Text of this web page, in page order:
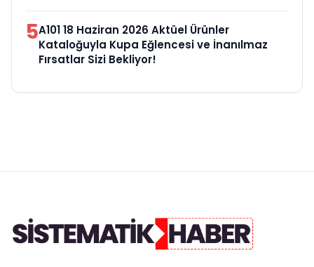
5A101 18 Haziran 2026 Aktüel Ürünler
Kataloğuyla Kupa Eğlencesi ve İnanılmaz
Fırsatlar Sizi Bekliyor!